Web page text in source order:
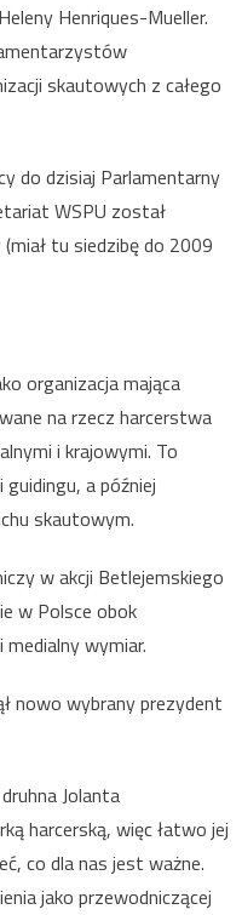
Henriques-Mueller.
skautowych z całego
do dzisiaj Parlamentarny
WSPU został
tu siedzibę do 2009
organizacja mająca
na rzecz harcerstwa
i krajowymi. To
a później
skautowym.
w akcji Betlejemskiego
w Polsce obok
wymiar.
nowo wybrany prezydent
Jolanta
harcerską, więc łatwo jej
co dla nas jest ważne.
jako przewodniczącej